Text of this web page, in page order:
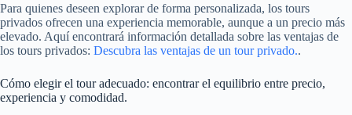
Para quienes deseen explorar de forma personalizada, los tours
privados ofrecen una experiencia memorable, aunque a un precio más
elevado. Aquí encontrará información detallada sobre las ventajas de
los tours privados: Descubra las ventajas de un tour privado..
Cómo elegir el tour adecuado: encontrar el equilibrio entre precio,
experiencia y comodidad.